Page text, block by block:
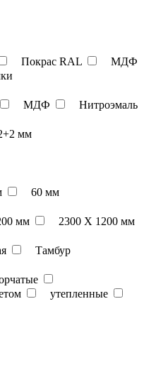
Покрас RAL
МДФ
МДФ Нитроэмаль
мм
60 мм
мм 2300 Х 1200 мм
Тамбур
утепленные